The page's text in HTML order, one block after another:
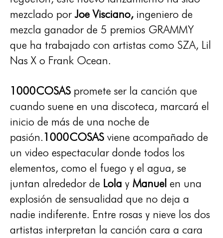
mezclado porJoe Visciano, ingeniero de
mezcla ganador de 5 premios GRAMMY
que ha trabajado con artistas como SZA, Lil
Nas X o Frank Ocean.
1000COSAS promete ser la canción que
cuando suene en una discoteca, marcará el
inicio de más de una noche de
pasión.1000COSAS viene acompañado de
un video espectacular donde todos los
elementos, como el fuego y el agua, se
juntan alrededor de Lola y Manuel en una
explosión de sensualidad que no deja a
nadie indiferente. Entre rosas y nieve los dos
artistas interpretan la canción cara a cara